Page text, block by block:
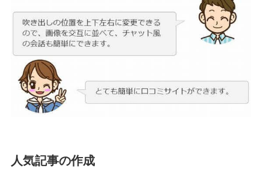
人気記事の作成